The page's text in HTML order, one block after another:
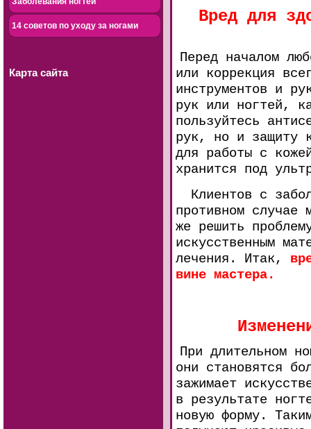
14 советов по уходу за ногами
Карта сайта
Вред для
Перед началом
или коррекция
инструментов и
рук или ногтей,
пользуйтесь
рук, но и защиту
для работы с
хранится под
Клиентов с
противном случае
же решить
искусственным
лечения. Итак,
вине мастера.
При длительном
они становятся
зажимает
в результате
новую форму.